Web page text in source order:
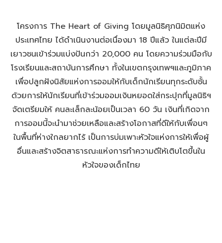
โครงการ The Heart of Giving โดยมูลนิธิศุภนิมิตแห่ง
ประเทศไทย ได้ดำเนินงานต่อเนื่องมา 18 ปีแล้ว ในแต่ละปีมี
เยาวชนเข้าร่วมแบ่งปันกว่า 20,000 คน โดยความร่วมมือกับ
โรงเรียนและสถาบันการศึกษา ทั้งในเขตกรุงเทพฯและภูมิภาค
เพื่อปลูกฝังนิสัยแห่งการออมให้กับเด็กนักเรียนทุกระดับชั้น
ด้วยการให้นักเรียนที่เข้าร่วมออมเงินหยอดใส่กระปุกที่มูลนิธิฯ
จัดเตรียมให้ คนละเล็กละน้อยเป็นเวลา 60 วัน เงินที่เกิดจาก
การออมนี้จะนำมาช่วยเหลือและสร้างโอกาสที่ดีให้กับเพื่อนๆ
ในพื้นที่ห่างใกลยากไร้ เป็นการบ่มเพาะหัวใจแห่งการให้เพื่อผู้
อื่นและสร้างจิตสาธารณะแห่งการทำความดีให้เติบโตขึ้นใน
หัวใจของเด็กไทย